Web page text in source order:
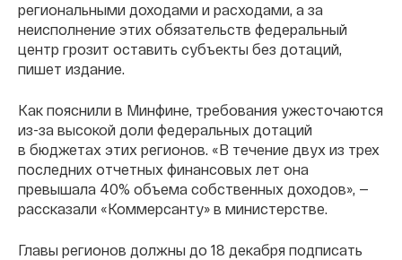
региональными доходами и расходами, а за
неисполнение этих обязательств федеральный
центр грозит оставить субъекты без дотаций,
пишет издание.
Как пояснили в Минфине, требования ужесточаются
из-за высокой доли федеральных дотаций
в бюджетах этих регионов. «В течение двух из трех
последних отчетных финансовых лет она
превышала 40% объема собственных доходов», —
рассказали «Коммерсанту» в министерстве.
Главы регионов должны до 18 декабря подписать